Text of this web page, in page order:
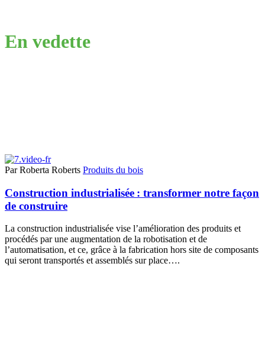
En vedette
Par Roberta Roberts Produits du bois
Construction industrialisée : transformer notre façon
de construire
La construction industrialisée vise l’amélioration des produits et
procédés par une augmentation de la robotisation et de
l’automatisation, et ce, grâce à la fabrication hors site de composants
qui seront transportés et assemblés sur place….